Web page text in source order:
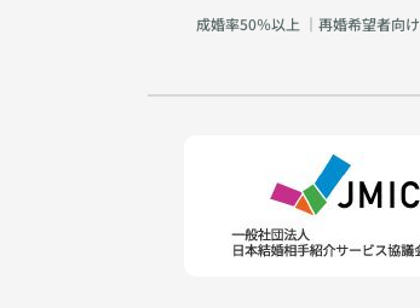
成婚率50％以上 ｜ 再婚希望者向け